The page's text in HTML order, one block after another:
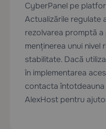
CyberPanel pe
Actualizările regulate
rezolvarea promptă
menținerea unui nivel
stabilitate. Dacă
în implementarea
contacta
AlexHost pentru